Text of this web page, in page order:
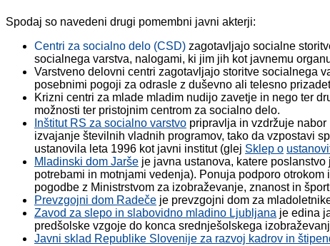
Spodaj so navedeni drugi pomembni javni akterji:
Centri za socialno delo (CSD) zagotavljajo socialne
socialnega varstva, nalogami, ki jim jih kot javnemu
Varstveno delovni centri zagotavljajo storitve socialnega
posebnimi pogoji za odrasle z duševno ali telesno
Krizni centri za mlade mladim nudijo zavetje in nego ter
možnosti ter pristojnim centrom za socialno delo.
Inštitut RS za socialno varstvo pripravlja in vzdržuje
izvajanje številnih vladnih programov, tako da vzpostavi
ustanovila leta 1996 kot javni institut (glej Sklep o
Mladinski dom Jarše je javna ustanova, katere
potrebami in motnjami vedenja). Ponuja podporo
pogodbe z Ministrstvom za izobraževanje, znanost in
Prevzgojni dom Radeče je prevzgojni dom za
Zavod za slepo in slabovidno mladino Ljubljana je edina
predšolske vzgoje do konca srednješolskega
Javni sklad Republike Slovenije za razvoj kadrov in